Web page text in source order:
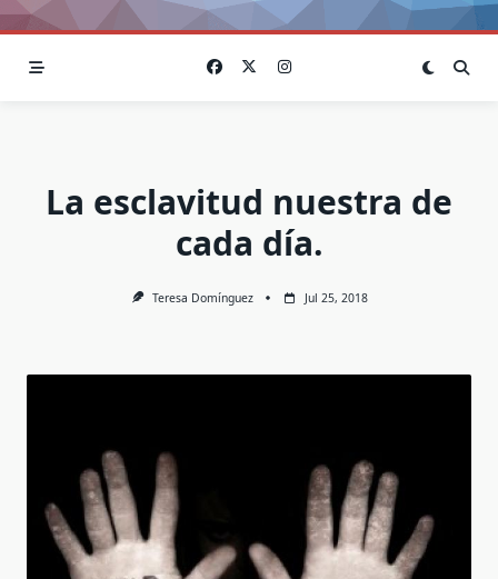
La esclavitud nuestra de
cada día.
Teresa Domínguez Jul 25, 2018